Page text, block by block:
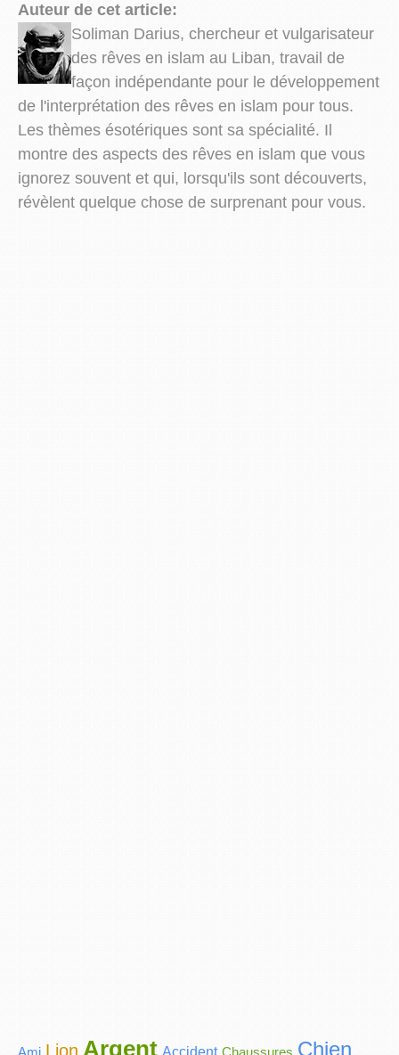
Auteur de cet article:
Soliman Darius, chercheur et vulgarisateur
des rêves en islam au Liban, travail de
façon indépendante pour le développement
de l'interprétation des rêves en islam pour tous.
Les thèmes ésotériques sont sa spécialité. Il
montre des aspects des rêves en islam que vous
ignorez souvent et qui, lorsqu'ils sont découverts,
révèlent quelque chose de surprenant pour vous.
Lion Argent Chien